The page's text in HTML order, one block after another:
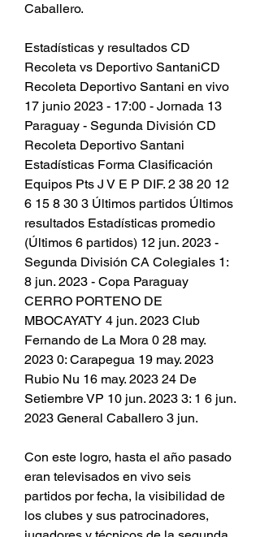
Caballero.
Estadísticas y resultados CD
Recoleta vs Deportivo SantaniCD
Recoleta Deportivo Santani en vivo
17 junio 2023 - 17:00 - Jornada 13
Paraguay - Segunda División CD
Recoleta Deportivo Santani
Estadísticas Forma Clasificación
Equipos Pts J V E P DIF. 2 38 20 12
6 15 8 30 3 Últimos partidos Últimos
resultados Estadísticas promedio
(Últimos 6 partidos) 12 jun. 2023 -
Segunda División CA Colegiales 1:
8 jun. 2023 - Copa Paraguay
CERRO PORTENO DE
MBOCAYATY 4 jun. 2023 Club
Fernando de La Mora 0 28 may.
2023 0: Carapegua 19 may. 2023
Rubio Nu 16 may. 2023 24 De
Setiembre VP 10 jun. 2023 3: 1 6 jun.
2023 General Caballero 3 jun.
Con este logro, hasta el año pasado
eran televisados en vivo seis
partidos por fecha, la visibilidad de
los clubes y sus patrocinadores,